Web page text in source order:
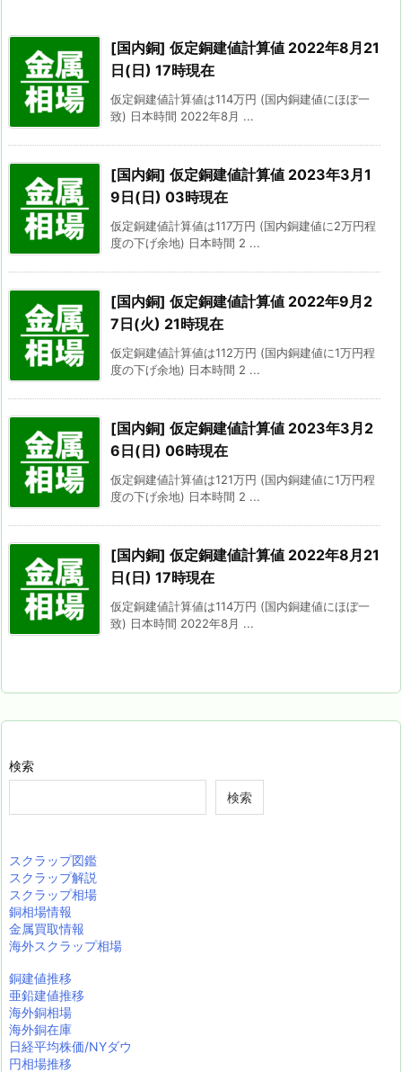
[国内銅] 仮定銅建値計算値 2022年8月21
日(日) 17時現在
仮定銅建値計算値は114万円 (国内銅建値にほぼ一
致) 日本時間 2022年8月 ...
[国内銅] 仮定銅建値計算値 2023年3月1
9日(日) 03時現在
仮定銅建値計算値は117万円 (国内銅建値に2万円程
度の下げ余地) 日本時間 2 ...
[国内銅] 仮定銅建値計算値 2022年9月2
7日(火) 21時現在
仮定銅建値計算値は112万円 (国内銅建値に1万円程
度の下げ余地) 日本時間 2 ...
[国内銅] 仮定銅建値計算値 2023年3月2
6日(日) 06時現在
仮定銅建値計算値は121万円 (国内銅建値に1万円程
度の下げ余地) 日本時間 2 ...
[国内銅] 仮定銅建値計算値 2022年8月21
日(日) 17時現在
仮定銅建値計算値は114万円 (国内銅建値にほぼ一
致) 日本時間 2022年8月 ...
検索
検索
スクラップ図鑑
スクラップ解説
スクラップ相場
銅相場情報
金属買取情報
海外スクラップ相場
銅建値推移
亜鉛建値推移
海外銅相場
海外銅在庫
日経平均株価/NYダウ
円相場推移